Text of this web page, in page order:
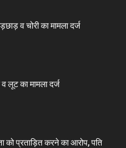
व चोरी का मामला दर्ज
व लूट का मामला दर्ज
को प्रताड़ित करने का आरोप, पति